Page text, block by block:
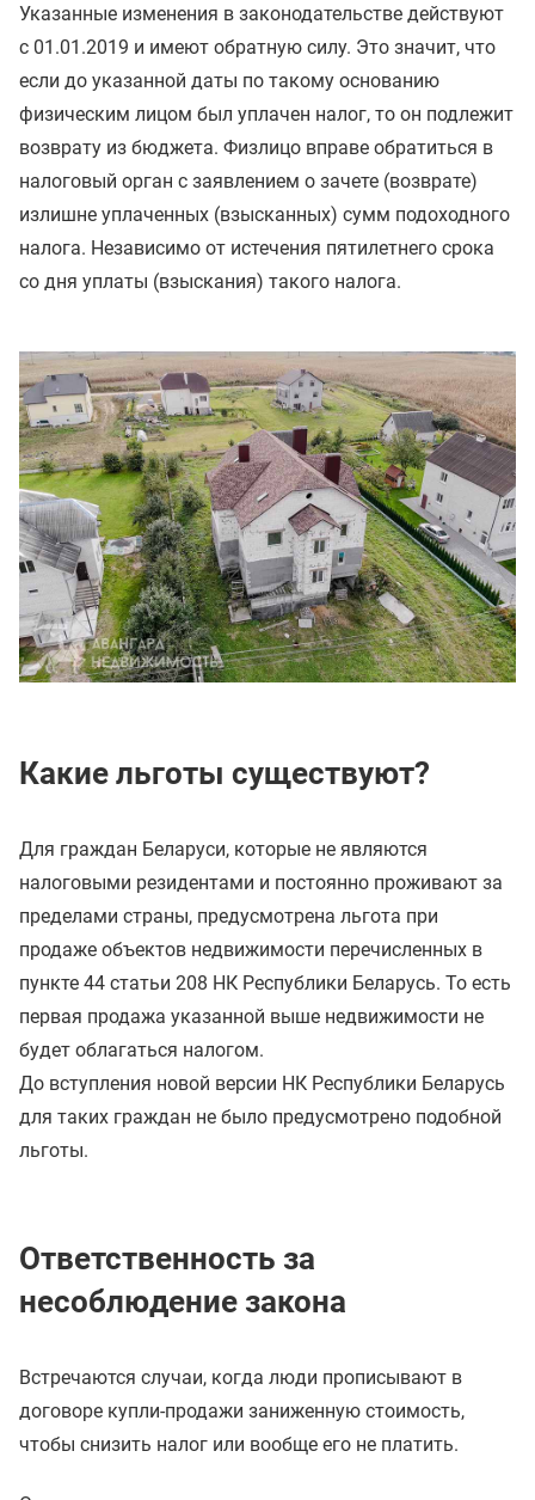
Указанные изменения в законодательстве действуют
с 01.01.2019 и имеют обратную силу. Это значит, что
если до указанной даты по такому основанию
физическим лицом был уплачен налог, то он подлежит
возврату из бюджета. Физлицо вправе обратиться в
налоговый орган с заявлением о зачете (возврате)
излишне уплаченных (взысканных) сумм подоходного
налога. Независимо от истечения пятилетнего срока
со дня уплаты (взыскания) такого налога.
Какие льготы существуют?
Для граждан Беларуси, которые не являются
налоговыми резидентами и постоянно проживают за
пределами страны, предусмотрена льгота при
продаже объектов недвижимости перечисленных в
пункте 44 статьи 208 НК Республики Беларусь. То есть
первая продажа указанной выше недвижимости не
будет облагаться налогом.
До вступления новой версии НК Республики Беларусь
для таких граждан не было предусмотрено подобной
льготы.
Ответственность за
несоблюдение закона
Встречаются случаи, когда люди прописывают в
договоре купли-продажи заниженную стоимость,
чтобы снизить налог или вообще его не платить.